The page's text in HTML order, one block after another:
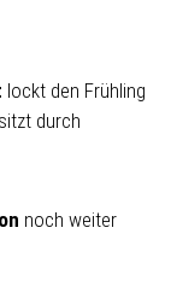
lockt den Frühling
durch
noch weiter